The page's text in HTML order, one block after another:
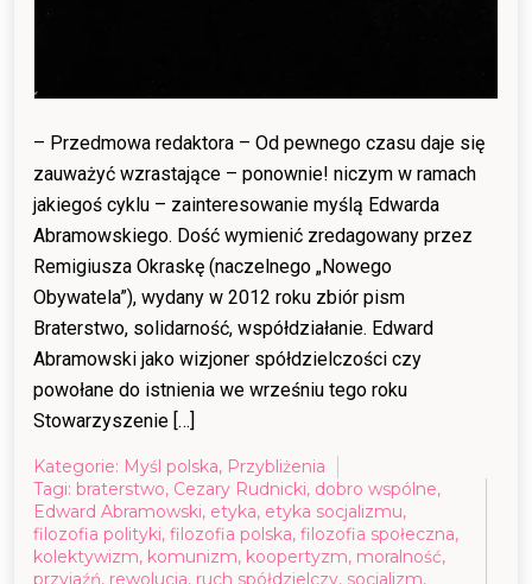
– Przedmowa redaktora – Od pewnego czasu daje się
zauważyć wzrastające – ponownie! niczym w ramach
jakiegoś cyklu – zainteresowanie myślą Edwarda
Abramowskiego. Dość wymienić zredagowany przez
Remigiusza Okraskę (naczelnego „Nowego
Obywatela”), wydany w 2012 roku zbiór pism
Braterstwo, solidarność, współdziałanie. Edward
Abramowski jako wizjoner spółdzielczości czy
powołane do istnienia we wrześniu tego roku
Stowarzyszenie […]
Kategorie: Myśl polska, Przybliżenia
Tagi: braterstwo, Cezary Rudnicki, dobro wspólne,
Edward Abramowski, etyka, etyka socjalizmu,
filozofia polityki, filozofia polska, filozofia społeczna,
kolektywizm, komunizm, koopertyzm, moralność,
przyjaźń, rewolucja, ruch spółdzielczy, socjalizm,